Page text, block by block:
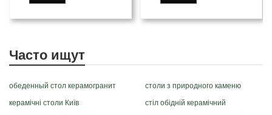
Часто ищут
обеденный стол керамогранит
столи з природного каменю
керамічні столи Київ
стіл обідній керамічний